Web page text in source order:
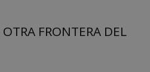
FRONTERA DEL